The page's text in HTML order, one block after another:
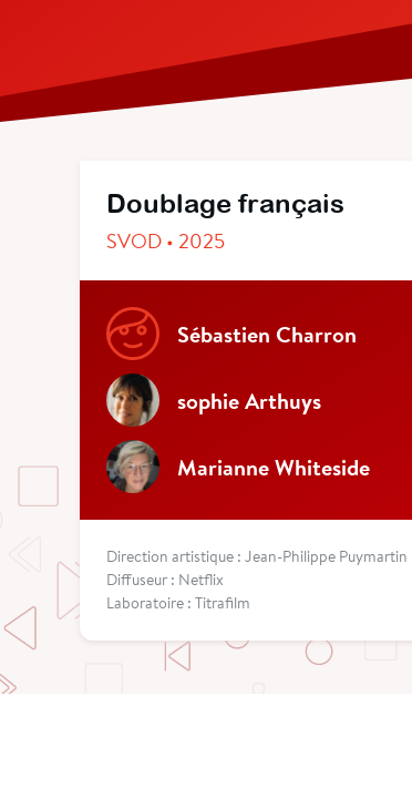
Doublage français
SVOD • 2025
Sébastien Charron
sophie Arthuys
Marianne Whiteside
Direction artistique : Jean-Philippe Puymartin
Diffuseur : Netflix
Laboratoire : Titrafilm